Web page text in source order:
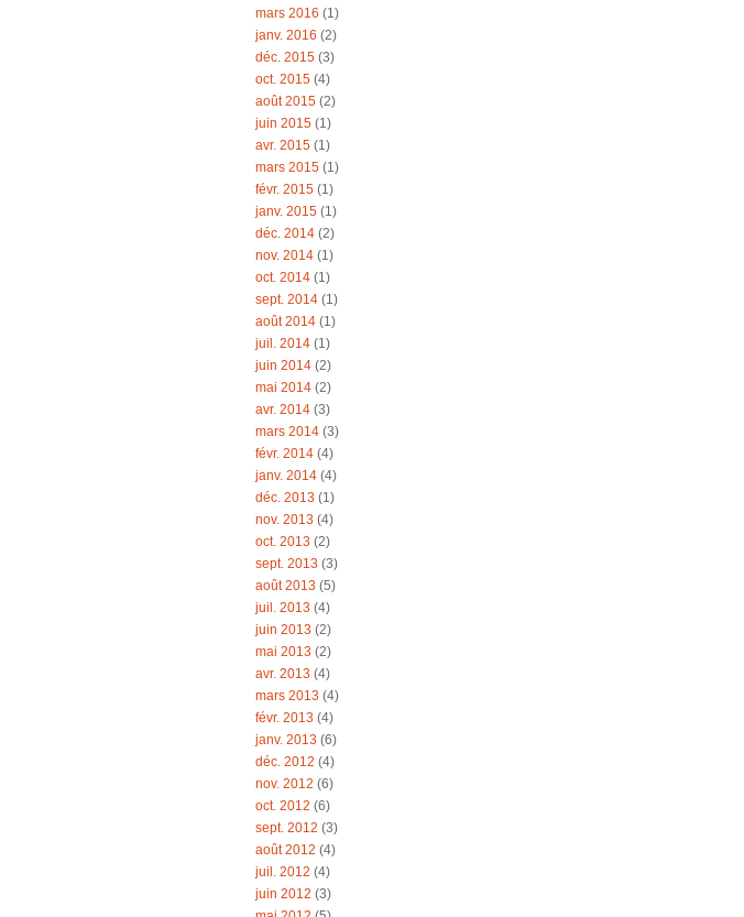
mars 2016 (1)
janv. 2016 (2)
déc. 2015 (3)
oct. 2015 (4)
août 2015 (2)
juin 2015 (1)
avr. 2015 (1)
mars 2015 (1)
févr. 2015 (1)
janv. 2015 (1)
déc. 2014 (2)
nov. 2014 (1)
oct. 2014 (1)
sept. 2014 (1)
août 2014 (1)
juil. 2014 (1)
juin 2014 (2)
mai 2014 (2)
avr. 2014 (3)
mars 2014 (3)
févr. 2014 (4)
janv. 2014 (4)
déc. 2013 (1)
nov. 2013 (4)
oct. 2013 (2)
sept. 2013 (3)
août 2013 (5)
juil. 2013 (4)
juin 2013 (2)
mai 2013 (2)
avr. 2013 (4)
mars 2013 (4)
févr. 2013 (4)
janv. 2013 (6)
déc. 2012 (4)
nov. 2012 (6)
oct. 2012 (6)
sept. 2012 (3)
août 2012 (4)
juil. 2012 (4)
juin 2012 (3)